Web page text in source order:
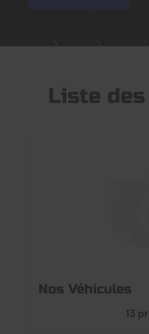
Liste
Nos Véhicules
13